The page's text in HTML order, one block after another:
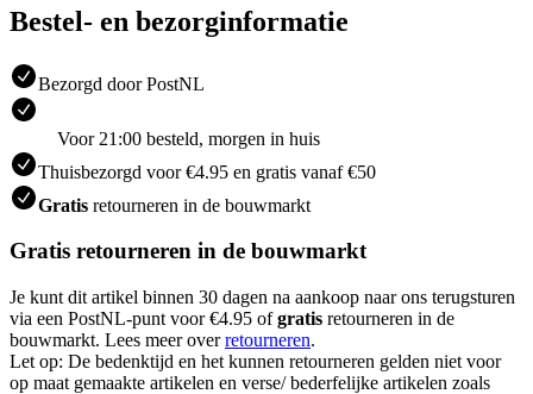
Bestel- en bezorginformatie
Bezorgd door PostNL
Voor 21:00 besteld, morgen in huis
Thuisbezorgd voor €4.95 en gratis vanaf €50
Gratis retourneren in de bouwmarkt
Gratis retourneren in de bouwmarkt
Je kunt dit artikel binnen 30 dagen na aankoop naar ons terugsturen
via een PostNL-punt voor €4.95 ofgratis retourneren in de
bouwmarkt. Lees meer overretourneren.
Let op: De bedenktijd en het kunnen retourneren gelden niet voor
op maat gemaakte artikelen en verse/ bederfelijke artikelen zoals